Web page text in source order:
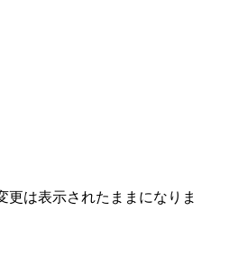
は表示されたままになりま